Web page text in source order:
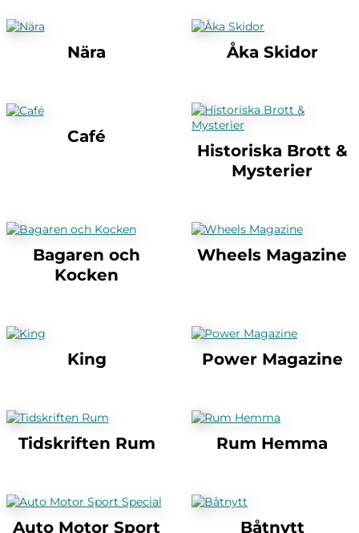
Nära Åka Skidor
Café
Historiska Brott &
Mysterier
Bagaren och
Kocken
Wheels Magazine
King Power Magazine
Tidskriften Rum Rum Hemma
Auto Motor Sport
Båtnytt